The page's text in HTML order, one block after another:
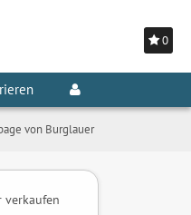
0
von Burglauer
verkaufen